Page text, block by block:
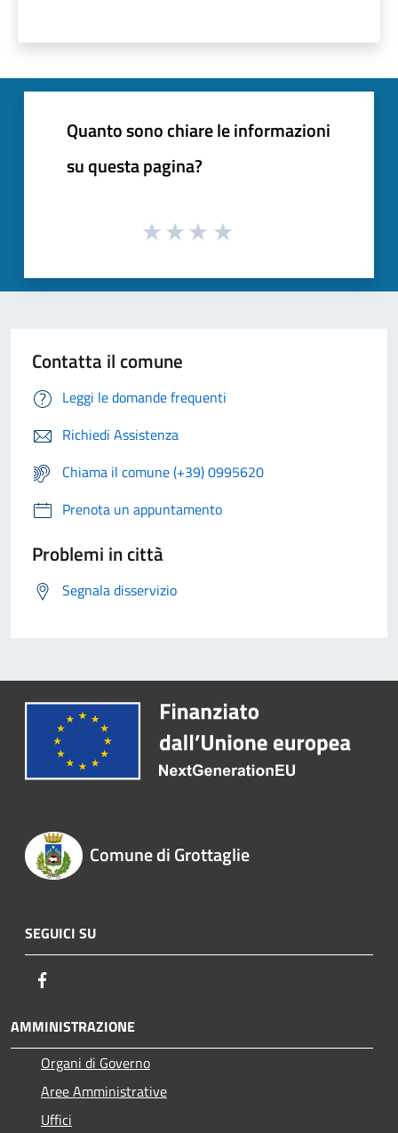
Quanto sono chiare le informazioni
su questa pagina?
Contatta il comune
Leggi le domande frequenti
Richiedi Assistenza
Chiama il comune (+39) 0995620
Prenota un appuntamento
Problemi in città
Segnala disservizio
Comune di Grottaglie
SEGUICI SU
AMMINISTRAZIONE
Organi di Governo
Aree Amministrative
Uffici